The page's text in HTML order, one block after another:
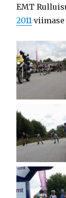
EMT
2011